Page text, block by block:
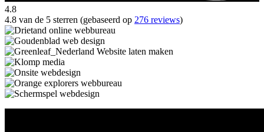
4.8
4.8 van de 5 sterren (gebaseerd op 276 reviews)